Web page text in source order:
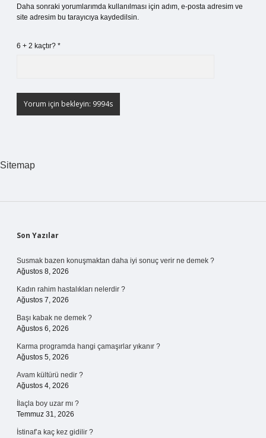
Daha sonraki yorumlarımda kullanılması için adım, e-posta adresim ve
site adresim bu tarayıcıya kaydedilsin.
6 + 2 kaçtır? *
Sitemap
Sidebar
Son Yazılar
Susmak bazen konuşmaktan daha iyi sonuç verir ne demek ?
Ağustos 8, 2026
Kadın rahim hastalıkları nelerdir ?
Ağustos 7, 2026
Başı kabak ne demek ?
Ağustos 6, 2026
Karma programda hangi çamaşırlar yıkanır ?
Ağustos 5, 2026
Avam kültürü nedir ?
Ağustos 4, 2026
İlaçla boy uzar mı ?
Temmuz 31, 2026
İstinaf’a kaç kez gidilir ?